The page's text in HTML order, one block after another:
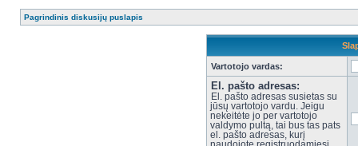
Pagrindinis diskusijų puslapis
Vartotojo vardas:
El. pašto adresas:
El. pašto adresas susietas su
jūsų vartotojo vardu. Jeigu
nekeitėte jo per vartotojo
valdymo pultą, tai bus tas pats
el. pašto adresas, kurį